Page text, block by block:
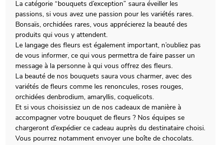
La catégorie “bouquets d’exception” saura éveiller les
passions, si vous avez une passion pour les variétés rares.
Bonsaïs, orchidées rares, vous apprécierez la beauté des
produits qui vous y attendent.
Le langage des fleurs est également important, n’oubliez pas
de vous informer, ce qui vous permettra de faire passer un
message à la personne à qui vous offrez des fleurs.
La beauté de nos bouquets saura vous charmer, avec des
variétés de fleurs comme les renoncules, roses rouges,
orchidées denbrodium, amaryllis, coquelicots.
Et si vous choisissiez un de nos cadeaux de manière à
accompagner votre bouquet de fleurs ? Nos équipes se
chargeront d’expédier ce cadeau auprès du destinataire choisi.
Vous pourrez notamment envoyer une boîte de chocolats.